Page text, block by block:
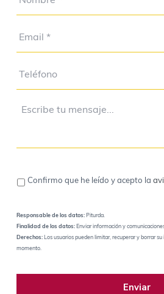
Confirmo que he leído y acepto la
Responsable de los datos:Piturda.
Finalidad de los datos:Enviar información y
Derechos:Los usuarios pueden limitar, recuperar y borrar
momento.